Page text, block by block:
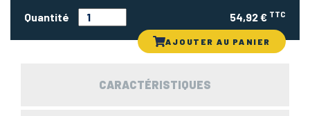
Quantité 54,92 € TTC
AJOUTER AU PANIER
CARACTÉRISTIQUES